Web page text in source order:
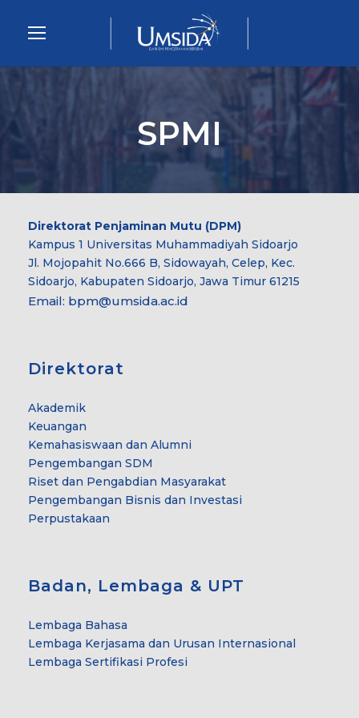
SPMI
Direktorat Penjaminan Mutu (DPM)
Kampus 1 Universitas Muhammadiyah Sidoarjo
Jl. Mojopahit No.666 B, Sidowayah, Celep, Kec.
Sidoarjo, Kabupaten Sidoarjo, Jawa Timur 61215
Email: bpm@umsida.ac.id
Direktorat
Akademik
Keuangan
Kemahasiswaan dan Alumni
Pengembangan SDM
Riset dan Pengabdian Masyarakat
Pengembangan Bisnis dan Investasi
Perpustakaan
Badan, Lembaga & UPT
Lembaga Bahasa
Lembaga Kerjasama dan Urusan Internasional
Lembaga Sertifikasi Profesi